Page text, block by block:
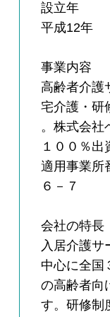
設立年
平成12年
事業内容
高齢者介護
宅介護・研
。株式会社
１００％出
適用事業所
６－７
会社の特長
入居介護サ
中心に全国
の高齢者向
す。研修制